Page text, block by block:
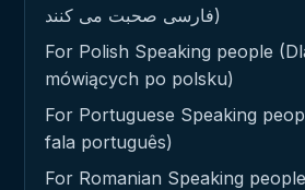
فارسی صحبت می کنند)
For Polish Speaking people
mówiących po polsku)
For Portuguese Speaking
fala português)
For Romanian Speaking